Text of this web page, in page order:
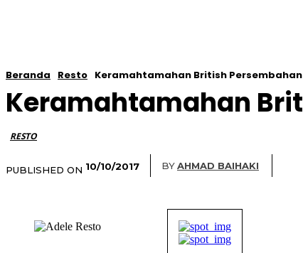
Beranda Resto Keramahtamahan British
Keramahtamahan
RESTO
PUBLISHED ON 10/10/2017 BYAHMAD BAIHAKI